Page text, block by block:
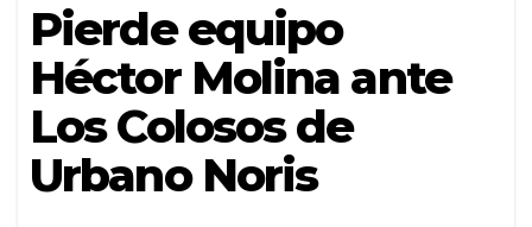
Pierde equipo
Héctor Molina ante
Los Colosos de
Urbano Noris